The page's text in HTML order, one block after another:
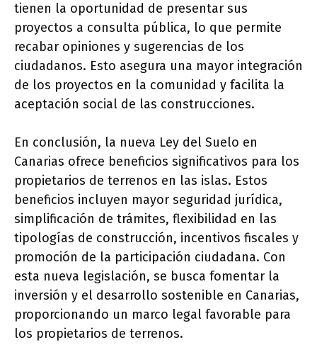
tienen la oportunidad de presentar sus
proyectos a consulta pública, lo que permite
recabar opiniones y sugerencias de los
ciudadanos. Esto asegura una mayor integración
de los proyectos en la comunidad y facilita la
aceptación social de las construcciones.
En conclusión, la nueva Ley del Suelo en
Canarias ofrece beneficios significativos para los
propietarios de terrenos en las islas. Estos
beneficios incluyen mayor seguridad jurídica,
simplificación de trámites, flexibilidad en las
tipologías de construcción, incentivos fiscales y
promoción de la participación ciudadana. Con
esta nueva legislación, se busca fomentar la
inversión y el desarrollo sostenible en Canarias,
proporcionando un marco legal favorable para
los propietarios de terrenos.